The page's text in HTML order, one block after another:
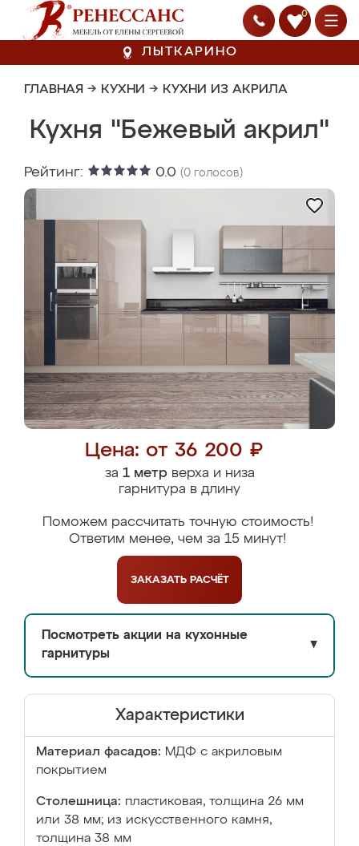
0
ЛЫТКАРИНО
ГЛАВНАЯ → КУХНИ → КУХНИ ИЗ АКРИЛА
Кухня "Бежевый акрил"
Рейтинг: 0.0 (0 голосов)
Цена: от 36 200 ₽
за 1 метрверха и низа
гарнитура в длину
Поможем рассчитать точную стоимость!
Ответим менее, чем за 15 минут!
ЗАКАЗАТЬ РАСЧЁТ
Посмотреть акции на кухонные
гарнитуры
▼
Характеристики
Материал фасадов: МДФ с акриловым
покрытием
Столешница: пластиковая, толщина 26 мм
или 38 мм; из искусственного камня,
толщина 38 мм